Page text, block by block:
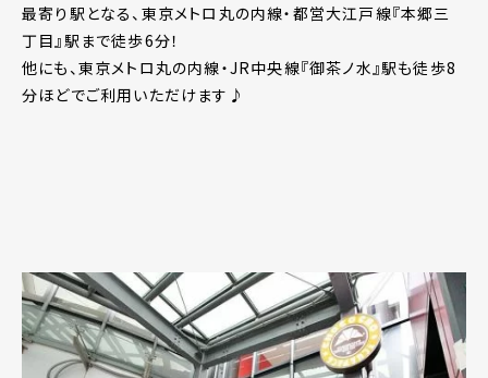
最寄り駅となる、東京メトロ丸の内線・都営大江戸線『本郷三
丁目』駅まで徒歩6分！
他にも、東京メトロ丸の内線・JR中央線『御茶ノ水』駅も徒歩8
分ほどでご利用いただけます♪